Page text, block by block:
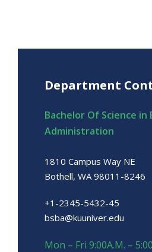
Department
Bachelor Of Science in
Administration
1810 Campus Way NE
Bothell, WA 98011-8246
+1-2345-5432-45
bsba@kuuniver.edu
Mon – Fri 9:00A.M. –